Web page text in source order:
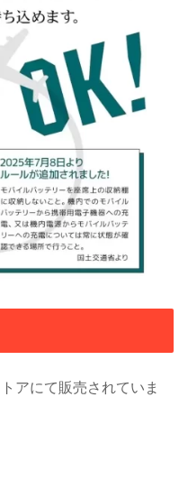
アにて販売されていま